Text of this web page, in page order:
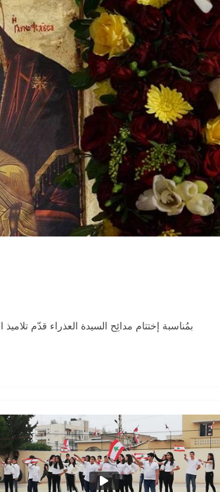
بمُناسبة إختتام مدائِح السيدة العذراء قدّم